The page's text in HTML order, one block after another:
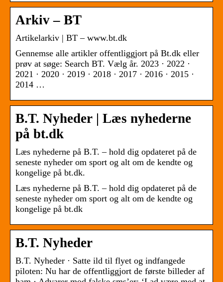
Arkiv – BT
Artikelarkiv | BT – www.bt.dk
Gennemse alle artikler offentliggjort på Bt.dk eller
prøv at søge: Search BT. Vælg år. 2023 · 2022 ·
2021 · 2020 · 2019 · 2018 · 2017 · 2016 · 2015 ·
2014 …
B.T. Nyheder | Læs nyhederne
på bt.dk
Læs nyhederne på B.T. – hold dig opdateret på de
seneste nyheder om sport og alt om de kendte og
kongelige på bt.dk.
Læs nyhederne på B.T. – hold dig opdateret på de
seneste nyheder om sport og alt om de kendte og
kongelige på bt.dk
B.T. Nyheder
B.T. Nyheder · Satte ild til flyet og indfangede
piloten: Nu har de offentliggjort de første billeder af